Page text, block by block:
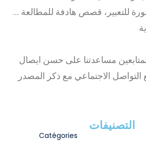
للتعبير، قصص هادفة للمطالعة …
مساعدتنا على حسن ايصال
التواصل الاجتماعي مع ذكر المصدر
التصنيفات
Catégories